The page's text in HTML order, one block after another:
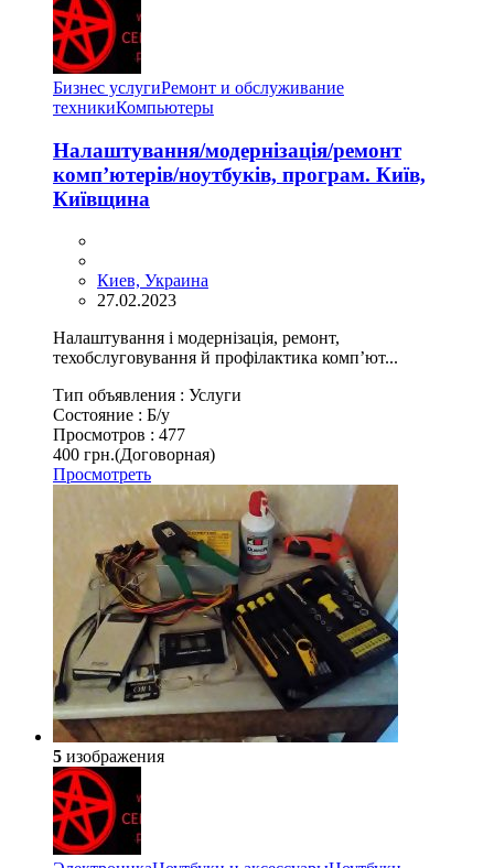
Бизнес услугиРемонт и обслуживание
техникиКомпьютеры
Налаштування/модернізація/ремонт
комп’ютерів/ноутбуків, програм. Київ,
Київщина
Киев, Украина
27.02.2023
Налаштування і модернізація, ремонт,
техобслуговування й профілактика комп’ют...
Тип объявления : Услуги
Состояние : Б/у
Просмотров : 477
400 грн.(Договорная)
Просмотреть
5 изображения